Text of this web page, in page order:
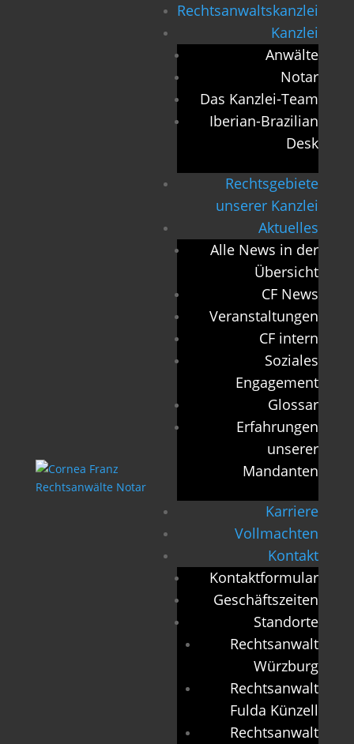
Rechtsanwaltskanzlei
Kanzlei
Anwälte
Notar
Das Kanzlei-Team
Iberian-Brazilian
Desk
Rechtsgebiete
unserer Kanzlei
Aktuelles
Alle News in der
Übersicht
CF News
Veranstaltungen
CF intern
Soziales
Engagement
Glossar
Erfahrungen
unserer
Mandanten
Karriere
Vollmachten
Kontakt
Kontaktformular
Geschäftszeiten
Standorte
Rechtsanwalt
Würzburg
Rechtsanwalt
Fulda Künzell
Rechtsanwalt